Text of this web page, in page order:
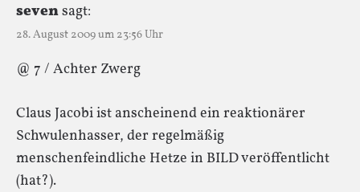
sevensagt:
28. August 2009 um 23:56 Uhr
@ 7 / Achter Zwerg
Claus Jacobi ist anscheinend ein reaktionärer
Schwulenhasser, der regelmäßig
menschenfeindliche Hetze in BILD veröffentlicht
(hat?).